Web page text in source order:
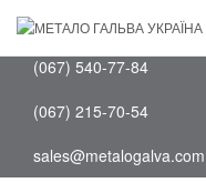
(097) 202-75-88
(067) 540-77-84
(067) 215-70-54